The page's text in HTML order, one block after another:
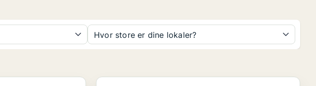
Hvor store er dine lokaler?